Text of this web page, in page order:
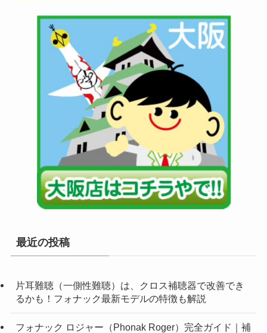
最近の投稿
片耳難聴（一側性難聴）は、クロス補聴器で改善でき
るかも！フォナック最新モデルの特徴も解説
フォナック ロジャー（Phonak Roger）完全ガイド｜補